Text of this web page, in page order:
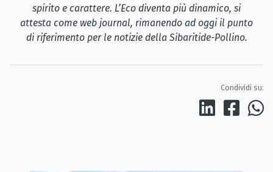
spirito e carattere. L’Eco diventa più dinamico, si
attesta come web journal, rimanendo ad oggi il punto
di riferimento per le notizie della Sibaritide-Pollino.
Condividi su: